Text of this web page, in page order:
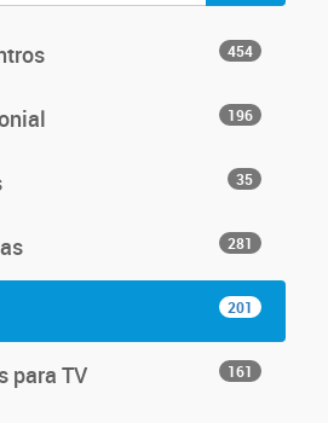
454
196
35
281
201
para TV 161